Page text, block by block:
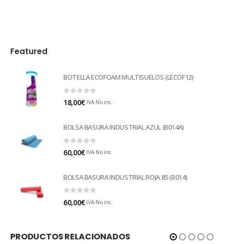
Featured
BOTELLA ECOFOAM MULTISUELOS (LECOF12)
0 out of 5
18,00€ IVA No inc.
BOLSA BASURA INDUSTRIAL AZUL (B014A)
0 out of 5
60,00€ IVA No inc.
BOLSA BASURA INDUSTRIAL ROJA 85 (B014)
60,00€ IVA No inc.
PRODUCTOS RELACIONADOS